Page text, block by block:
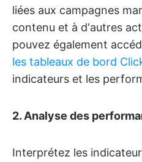
liées aux campagnes
contenu et à d'autres
pouvez également
les tableaux de bord
indicateurs et les
2. Analyse des
Interprétez les